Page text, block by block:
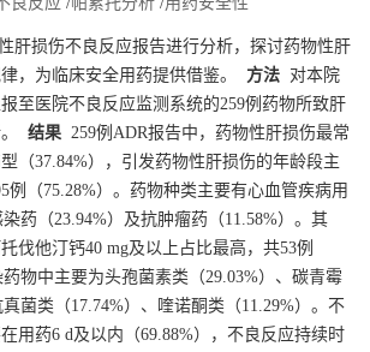
肝损伤不良反应报告进行分析，探讨药物性肝
，为临床安全用药提供借鉴。
方法 对本院
报至医院不良反应监测系统的259例药物所致肝
结果 259例ADR报告中，药物性肝损伤最常
（37.84%），引发药物性肝损伤的年龄段主
例（75.28%）。药物种类主要有心血管疾病用
药（23.94%）及抗肿瘤药（11.58%）。其
伐他汀钙40 mg及以上占比最高，共53例
药物中主要为头孢菌素类（29.03%）、碳青霉
菌类（17.74%）、喹诺酮类（11.29%）。不
用药6 d及以内（69.88%），不良反应持续时